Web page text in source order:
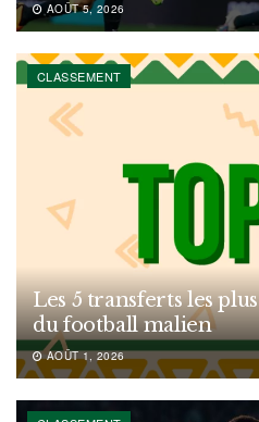
AOÛT 5, 2026
CLASSEMENT
Les 5 transferts les
du football malien
AOÛT 1, 2026